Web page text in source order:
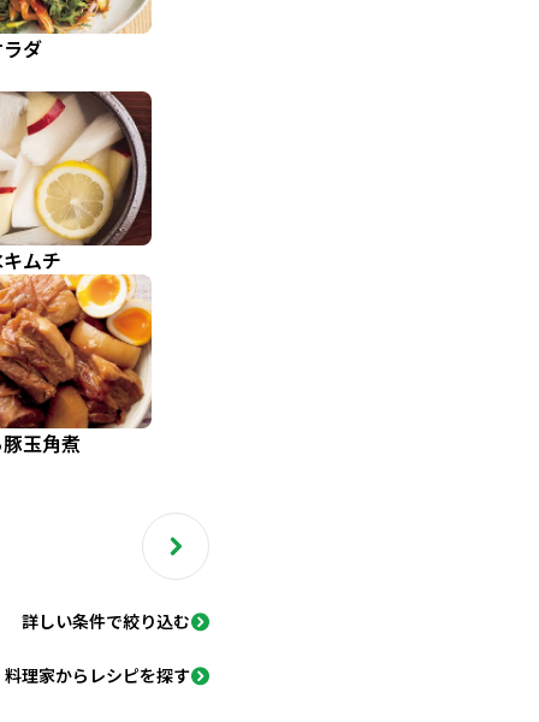
ダ
ムチ
玉角煮
詳しい条件で絞り込む
料理家からレシピを探す